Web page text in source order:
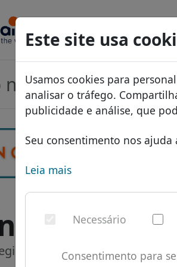
Este site usa
Usamos cookies para
analisar o tráfego.
publicidade e análise, que
Seu consentimento nos ajuda
Leia mais
Necessário
Consentimento para
Domínios
Banco de dados
Lista de preços
Descontos
.review -
Em tempo real